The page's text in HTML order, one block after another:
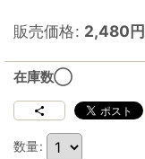
販売価格: 2,480円
在庫数◯
数量: